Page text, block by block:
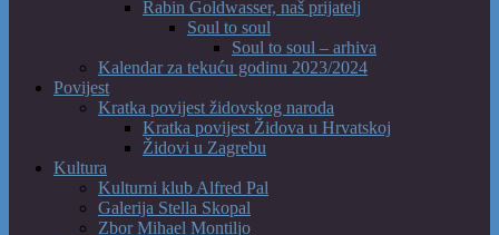
Rabin Goldwasser, naš prijatelj
Soul to soul
Soul to soul – arhiva
Kalendar za tekuću godinu 2023/2024
Povijest
Kratka povijest židovskog naroda
Kratka povijest Židova u Hrvatskoj
Židovi u Zagrebu
Kultura
Kulturni klub Alfred Pal
Galerija Stella Skopal
Zbor Mihael Montiljo